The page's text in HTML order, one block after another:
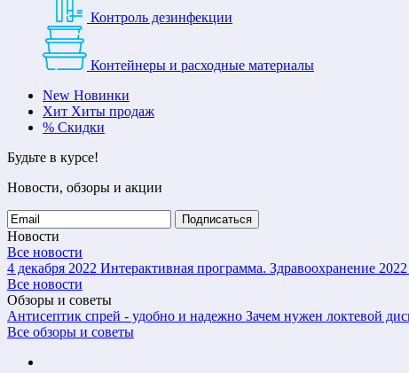
Контроль дезинфекции
Контейнеры и расходные материалы
New Новинки
Хит Хиты продаж
% Скидки
Будьте в курсе!
Новости, обзоры и акции
Подписаться
Новости
Все новости
4 декабря 2022 Интерактивная программа. Здравоохранение 2022
Все новости
Обзоры и советы
Антисептик спрей - удобно и надежно Зачем нужен локтевой
Все обзоры и советы